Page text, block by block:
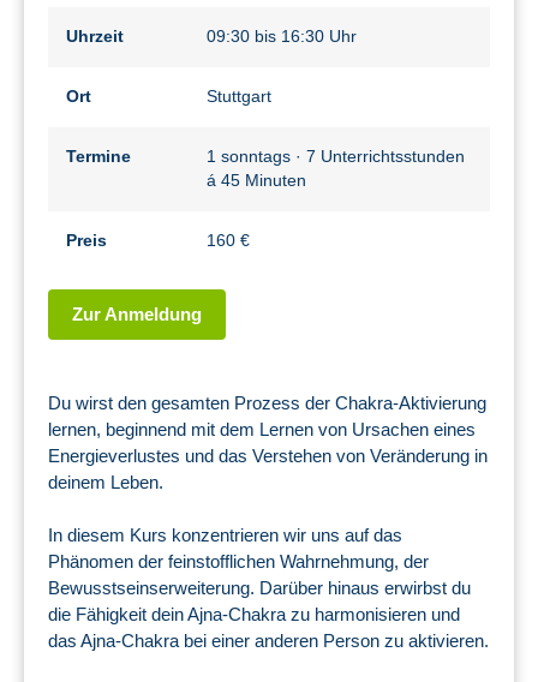
Uhrzeit 09:30 bis 16:30 Uhr
Ort Stuttgart
Termine
1 sonntags · 7 Unterrichtsstunden
á 45 Minuten
Preis 160 €
Zur Anmeldung
Du wirst den gesamten Prozess der Chakra-Aktivierung
lernen, beginnend mit dem Lernen von Ursachen eines
Energieverlustes und das Verstehen von Veränderung in
deinem Leben.
In diesem Kurs konzentrieren wir uns auf das
Phänomen der feinstofflichen Wahrnehmung, der
Bewusstseinserweiterung. Darüber hinaus erwirbst du
die Fähigkeit dein Ajna-Chakra zu harmonisieren und
das Ajna-Chakra bei einer anderen Person zu aktivieren.